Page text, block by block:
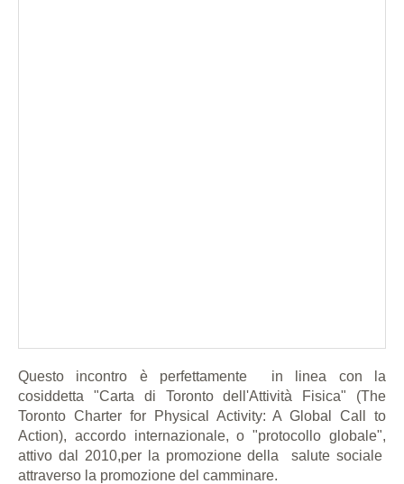
Questo incontro è perfettamente
in linea con la
cosiddetta "Carta di Toronto dell'Attività Fisica" (The
Toronto Charter for Physical Activity: A Global Call to
Action), accordo internazionale, o "protocollo globale",
attivo dal 2010,per la promozione della
salute sociale
attraverso la promozione del camminare.